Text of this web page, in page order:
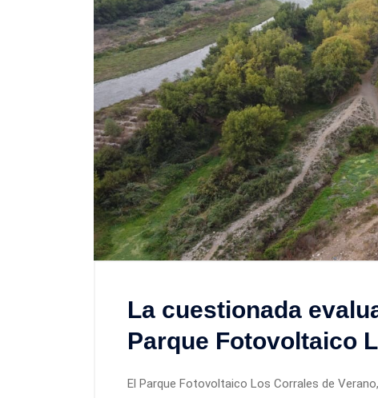
La cuestionada
Parque Fotovoltaico
El Parque Fotovoltaico Los Corrales de